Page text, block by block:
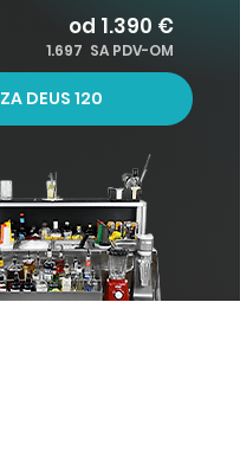
od 1.390 €
1.697 SA PDV-OM
ZA DEUS 120